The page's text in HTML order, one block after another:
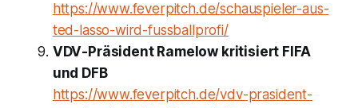
https://www.feverpitch.de/schauspieler-aus-
ted-lasso-wird-fussballprofi/
VDV-Präsident Ramelow kritisiert FIFA
und DFB
https://www.feverpitch.de/vdv-prasident-